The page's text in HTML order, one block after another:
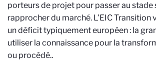
porteurs de projet pour passer au stade
rapprocher du marché. L’EIC Transition
un déficit typiquement européen : la
utiliser la connaissance pour la
ou procédé..